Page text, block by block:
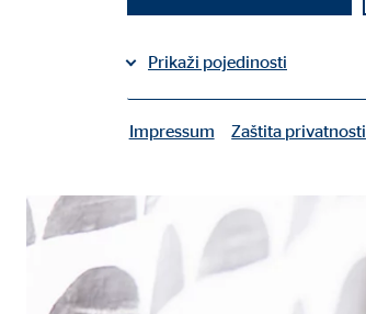
Prikaži pojedinosti
Naziv:
Impressum Zaštita privatnosti